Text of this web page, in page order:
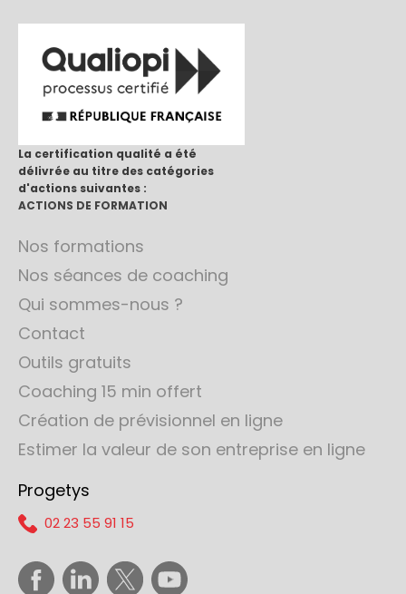
La certification qualité a été
délivrée au titre des catégories
d'actions suivantes :
ACTIONS DE FORMATION
Nos formations
Nos séances de coaching
Qui sommes-nous ?
Contact
Outils gratuits
Coaching 15 min offert
Création de prévisionnel en ligne
Estimer la valeur de son entreprise en ligne
Progetys
02 23 55 91 15